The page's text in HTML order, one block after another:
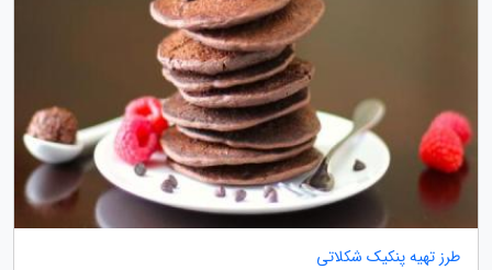
طرز تهیه پنکیک شکلاتی